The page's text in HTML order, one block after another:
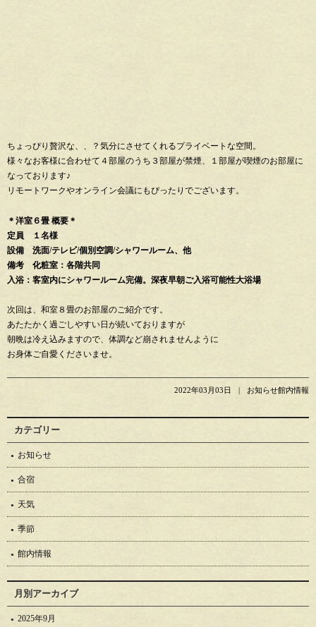
ちょっぴり贅沢な、、？気分にさせてくれるプライベートな空間。
様々なお客様に合わせて４部屋のうち３部屋が禁煙、１部屋が喫煙のお部屋に
なっております♪
リモートワークやオンライン会議にもぴったりでございます。
＊洋室６畳 概要＊
定員 １名様
設備 洗面/テレビ/個別空調/シャワールーム、他
備考 化粧室：各階共同
入浴：客室内にシャワールーム完備。深夜早朝ご入浴可能性大浴場
次回は、和室８畳のお部屋のご紹介です。
あたたかく過ごしやすい日が続いておりますが
朝晩は冷え込みますので、体調など崩されませんように
お身体ご自愛くださいませ。
2022年03月03日 お知らせ館内情報
カテゴリー
お知らせ
合宿
天気
季節
館内情報
月別アーカイブ
2025年9月